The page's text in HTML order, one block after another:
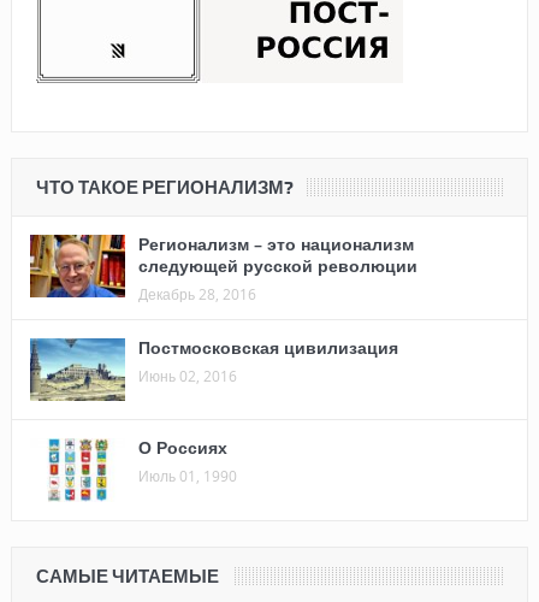
ЧТО ТАКОЕ РЕГИОНАЛИЗМ?
Регионализм – это национализм
следующей русской революции
Декабрь 28, 2016
Постмосковская цивилизация
Июнь 02, 2016
О Россиях
Июль 01, 1990
САМЫЕ ЧИТАЕМЫЕ